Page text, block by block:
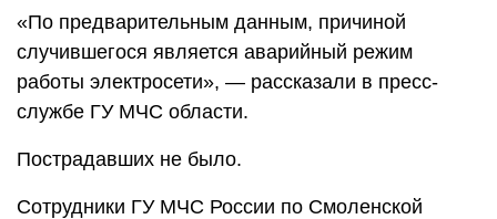
«По предварительным данным, причиной
случившегося является аварийный режим
работы электросети», — рассказали в пресс-
службе ГУ МЧС области.
Пострадавших не было.
Сотрудники ГУ МЧС России по Смоленской